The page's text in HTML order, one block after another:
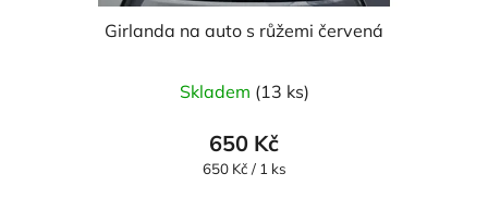
Girlanda na auto s růžemi červená
Skladem (13 ks)
650 Kč
Měrná
650 Kč / 1 ks